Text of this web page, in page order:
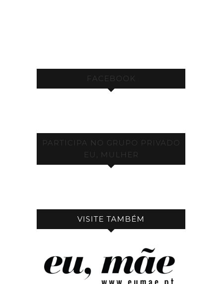
FACEBOOK
PARTICIPA NO GRUPO PRIVADO
EU, MULHER
VISITE TAMBÉM